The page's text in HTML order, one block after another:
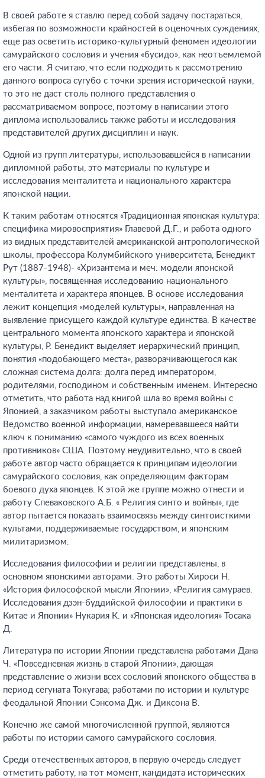
В своей работе я ставлю перед собой задачу постараться,
избегая по возможности крайностей в оценочных суждениях,
еще раз осветить историко-культурный феномен идеологии
самурайского сословия и учения «бусидо», как неотъемлемой
его части. Я считаю, что если подходить к рассмотрению
данного вопроса сугубо с точки зрения исторической науки,
то это не даст столь полного представления о
рассматриваемом вопросе, поэтому в написании этого
диплома использовались также работы и исследования
представителей других дисциплин и наук.
Одной из групп литературы, использовавшейся в написании
дипломной работы, это материалы по культуре и
исследования менталитета и национального характера
японской нации.
К таким работам относятся «Традиционная японская культура:
специфика мировосприятия» Главевой Д.Г., и работа одного
из видных представителей американской антропологической
школы, профессора Колумбийского университета, Бенедикт
Рут (1887-1948)- «Хризантема и меч: модели японской
культуры», посвященная исследованию национального
менталитета и характера японцев. В основе исследования
лежит концепция «моделей культуры», направленная на
выявление присущего каждой культуре единства. В качестве
центрального момента японского характера и японской
культуры, Р. Бенедикт выделяет иерархический принцип,
понятия «подобающего места», разворачивающегося как
сложная система долга: долга перед императором,
родителями, господином и собственным именем. Интересно
отметить, что работа над книгой шла во время войны с
Японией, а заказчиком работы выступало американское
Ведомство военной информации, намеревавшееся найти
ключ к пониманию «самого чуждого из всех военных
противников» США. Поэтому неудивительно, что в своей
работе автор часто обращается к принципам идеологии
самурайского сословия, как определяющим факторам
боевого духа японцев. К этой же группе можно отнести и
работу Спеваковского А.Б. « Религия синто и войны», где
автор пытается показать взаимосвязь между синтоисткими
культами, поддерживаемые государством, и японским
милитаризмом.
Исследования философии и религии представлены, в
основном японскими авторами. Это работы Хироси Н.
«История философской мысли Японии», «Религия самураев.
Исследования дзэн-буддийской философии и практики в
Китае и Японии» Нукария К. и «Японская идеология» Тосака
Д.
Литература по истории Японии представлена работами Дана
Ч. «Повседневная жизнь в старой Японии», дающая
представление о жизни всех сословий японского общества в
период сёгуната Токугава; работами по истории и культуре
феодальной Японии Сэнсома Дж. и Диксона В.
Конечно же самой многочисленной группой, являются
работы по истории самого самурайского сословия.
Среди отечественных авторов, в первую очередь следует
отметить работу, на тот момент, кандидата исторических